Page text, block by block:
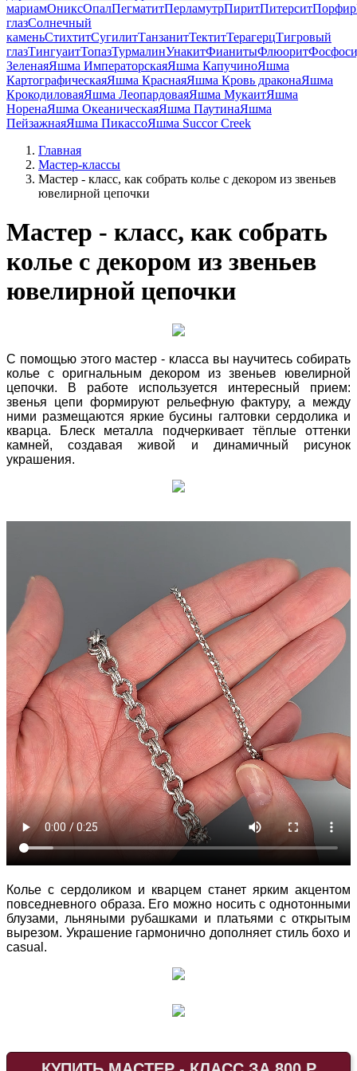
мариамОниксОпалПегматитПерламутрПиритПитерситПорфир
глазСолнечный
каменьСтихтитСугилитТанзанитТектитТерагерцТигровый
глазТингуаитТопазТурмалинУнакитФианитыФлюорит
ЗеленаяЯшма ИмператорскаяЯшма КапучиноЯшма
КартографическаяЯшма КраснаяЯшма Кровь драконаЯшма
КрокодиловаяЯшма ЛеопардоваяЯшма МукаитЯшма
НоренаЯшма ОкеаническаяЯшма ПаутинаЯшма
ПейзажнаяЯшма ПикассоЯшма Succor Creek
Главная
Мастер-классы
Мастер - класс, как собрать колье с декором из звеньев
ювелирной цепочки
Мастер - класс, как собрать
колье с декором из звеньев
ювелирной цепочки
С помощью этого мастер - класса вы научитесь собирать
колье с оригнальным декором из звеньев ювелирной
цепочки. В работе используется интересный прием:
звенья цепи формируют рельефную фактуру, а между
ними размещаются яркие бусины галтовки сердолика и
кварца. Блеск металла подчеркивает тёплые оттенки
камней, создавая живой и динамичный рисунок
украшения.
Колье с сердоликом и кварцем станет ярким акцентом
повседневного образа. Его можно носить с однотонными
блузами, льняными рубашками и платьями с открытым
вырезом. Украшение гармонично дополняет стиль бохо и
casual.